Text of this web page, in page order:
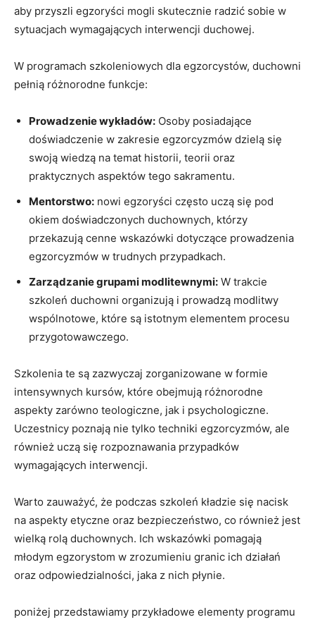
aby przyszli egzoryści mogli skutecznie radzić sobie w
sytuacjach​ wymagających interwencji​ duchowej.
W programach szkoleniowych dla egzorcystów,⁣ duchowni​
pełnią różnorodne funkcje:
Prowadzenie ⁢wykładów: Osoby posiadające
doświadczenie w zakresie ‍egzorcyzmów dzielą ⁣się
swoją ​wiedzą na temat historii, teorii oraz
⁣praktycznych ​aspektów tego⁣ sakramentu.
Mentorstwo: nowi egzoryści często uczą się pod
okiem doświadczonych ⁢duchownych, ⁢którzy​
przekazują cenne wskazówki‍ dotyczące ⁤prowadzenia
egzorcyzmów ‍w trudnych przypadkach.
Zarządzanie grupami modlitewnymi: W ‌trakcie⁤
szkoleń ⁤duchowni⁢ organizują i prowadzą ‍modlitwy
wspólnotowe, które są istotnym elementem​ procesu
przygotowawczego.
Szkolenia te są zazwyczaj zorganizowane w ⁣formie⁢
intensywnych ​kursów, które obejmują​ różnorodne
aspekty ​zarówno teologiczne, jak i psychologiczne.
Uczestnicy​ poznają nie tylko techniki egzorcyzmów, ale
również uczą się rozpoznawania przypadków
wymagających interwencji.
Warto zauważyć, że⁤ podczas szkoleń kładzie się nacisk
na aspekty​ etyczne oraz bezpieczeństwo, co​ również jest
wielką‌ rolą duchownych. Ich wskazówki pomagają
młodym ⁣egzorystom w zrozumieniu granic ⁢ich ‌działań​
oraz odpowiedzialności, jaka z nich płynie.
poniżej ​przedstawiamy przykładowe‍ elementy⁤ programu